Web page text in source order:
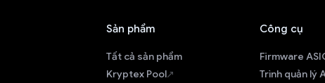
Sản phẩm
Tất cả sản phẩm
Kryptex Pool
Công cụ
Firmware
Trình quản lý